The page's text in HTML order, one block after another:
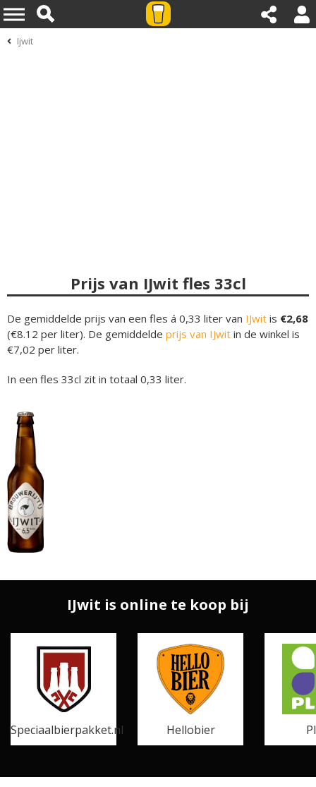
Ijwit
Prijs van IJwit fles 33cl
De gemiddelde prijs van een fles á 0,33 liter van IJwit is €2,68
(€8.12 per liter). De gemiddelde prijs van IJwit in de winkel is
€7,02 per liter.
In een fles 33cl zit in totaal 0,33 liter.
IJwit is online te koop bij
Speciaalbierpakket.nl Hellobier